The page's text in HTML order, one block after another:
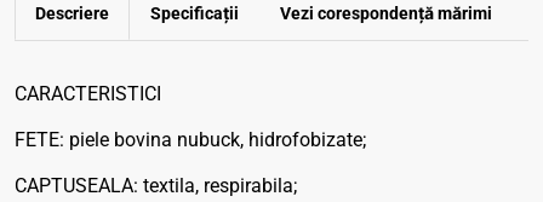
Descriere Specificații Vezi corespondenţă mărimi
CARACTERISTICI
FETE: piele bovina nubuck, hidrofobizate;
CAPTUSEALA: textila, respirabila;